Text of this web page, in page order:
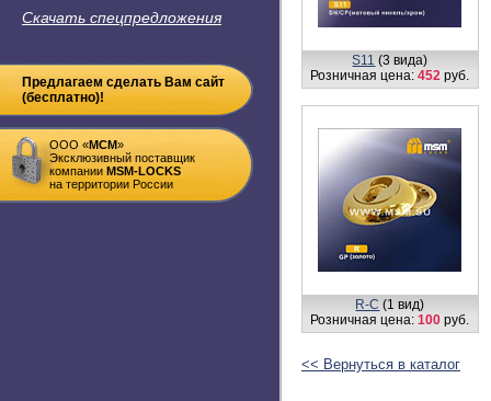
Скачать спецпредложения
Предлагаем сделать Вам сайт
(бесплатно)!
ООО «MСM»
Эксклюзивный поставщик
компании MSM-LOCKS
на территории России
S11 (3 вида)
Розничная цена:452 руб.
R-С (1 вид)
Розничная цена:100 руб.
<< Вернуться в каталог